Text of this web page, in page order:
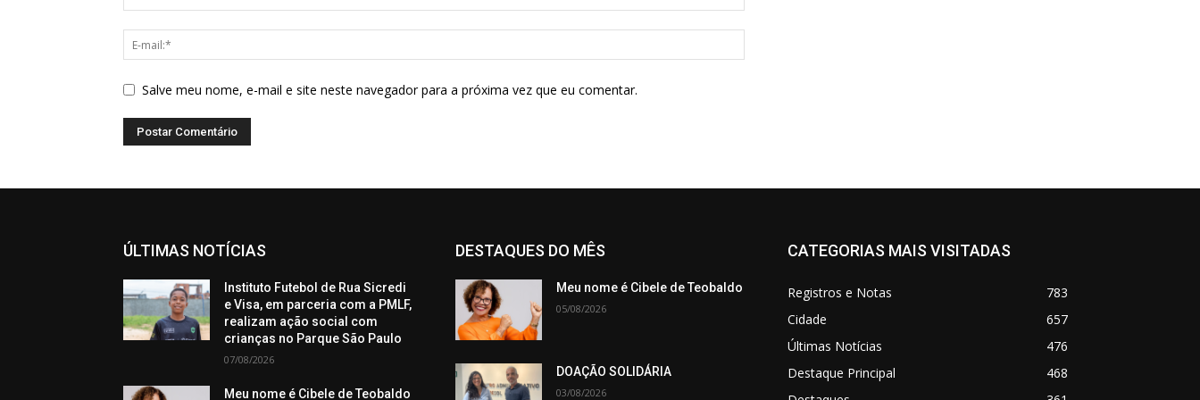
Salve meu nome, e-mail e site neste navegador para a próxima vez que eu comentar.
ÚLTIMAS NOTÍCIAS
Instituto Futebol de Rua Sicredi
e Visa, em parceria com a PMLF,
realizam ação social com
crianças no Parque São Paulo
07/08/2026
Meu nome é Cibele de Teobaldo
DESTAQUES DO MÊS
Meu nome é Cibele de Teobaldo
05/08/2026
DOAÇÃO SOLIDÁRIA
03/08/2026
CATEGORIAS MAIS VISITADAS
Registros e Notas
783
Cidade
657
Últimas Notícias
476
Destaque Principal
468